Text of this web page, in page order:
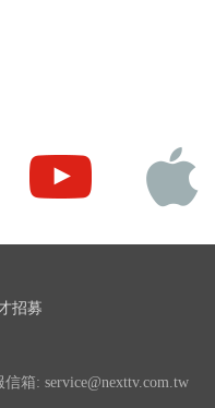
招募
信箱: service@nexttv.com.tw